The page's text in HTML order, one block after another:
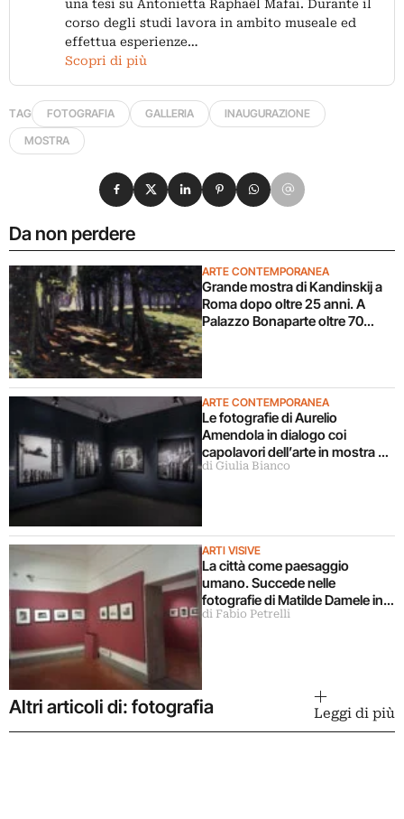
una tesi su Antonietta Raphaël Mafai. Durante il
corso degli studi lavora in ambito museale ed
effettua esperienze…
Scopri di più
TAG FOTOGRAFIA GALLERIA
INAUGURAZIONE
MOSTRA
Da non perdere
ARTE CONTEMPORANEA
Grande mostra di Kandinskij a
Roma dopo oltre 25 anni. A
Palazzo Bonaparte oltre 70
ARTE CONTEMPORANEA
Le fotografie di Aurelio
Amendola in dialogo coi
capolavori dell’arte in mostra a
Milano
di Giulia Bianco
ARTI VISIVE
La città come paesaggio
umano. Succede nelle
fotografie di Matilde Damele in
mostra a Roma
di Fabio Petrelli
Condividi su Facebook
Condividi su X
Condividi su LinkedIn
Condividi su Pinterest
Condividi su WhatsApp
Condividi su Email
Altri articoli di: fotografia Leggi di più